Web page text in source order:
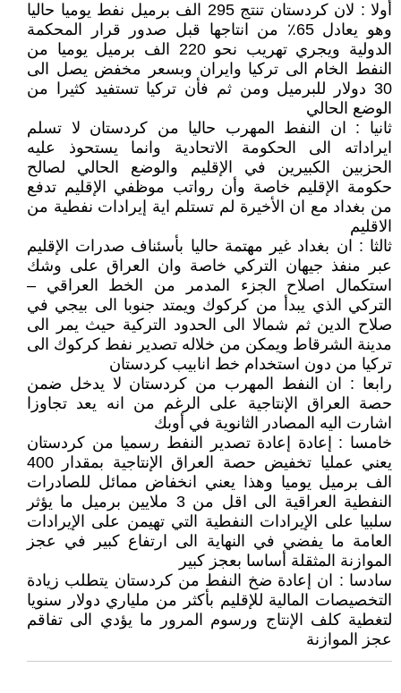
أولا : لان كردستان تنتج 295 الف برميل نفط يوميا حاليا
وهو يعادل 65٪ من انتاجها قبل صدور قرار المحكمة
الدولية ويجري تهريب نحو 220 الف برميل يوميا من
النفط الخام الى تركيا وايران وبسعر مخفض يصل الى
30 دولار للبرميل ومن ثم فأن تركيا تستفيد كثيرا من
الوضع الحالي
ثانيا : ان النفط المهرب حاليا من كردستان لا تسلم
ايراداته الى الحكومة الاتحادية وانما يستحوذ عليه
الحزبين الكبيرين في الإقليم والوضع الحالي لصالح
حكومة الإقليم خاصة وأن رواتب موظفي الإقليم تدفع
من بغداد مع ان الأخيرة لم تستلم اية إيرادات نفطية من
الاقليم
ثالثا : ان بغداد غير مهتمة حاليا بأسئناف صدرات الإقليم
عبر منفذ جيهان التركي خاصة وان العراق على وشك
استكمال اصلاح الجزء المدمر من الخط العراقي –
التركي الذي يبدأ من كركوك ويمتد جنوبا الى بيجي في
صلاح الدين ثم شمالا الى الحدود التركية حيث يمر الى
مدينة الشرقاط ويمكن من خلاله تصدير نفط كركوك الى
تركيا من دون استخدام خط انابيب كردستان
رابعا : ان النفط المهرب من كردستان لا يدخل ضمن
حصة العراق الإنتاجية على الرغم من انه يعد تجاوزا
اشارت اليه المصادر الثانوية في أوبك
خامسا : إعادة إعادة تصدير النفط رسميا من كردستان
يعني عمليا تخفيض حصة العراق الإنتاجية بمقدار 400
الف برميل يوميا وهذا يعني انخفاض ممائل للصادرات
النفطية العراقية الى اقل من 3 ملايين برميل ما يؤثر
سلبيا على الإيرادات النفطية التي تهيمن على الإيرادات
العامة ما يفضي في النهاية الى ارتفاع كبير في عجز
الموازنة المثقلة أساسا بعجز كبير
سادسا : ان إعادة ضخ النفط من كردستان يتطلب زيادة
التخصيصات المالية للإقليم بأكثر من ملياري دولار سنويا
لتغطية كلف الإنتاج ورسوم المرور ما يؤدي الى تفاقم
عجز الموازنة